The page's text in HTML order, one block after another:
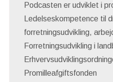
Podcasten er udviklet i
Ledelseskompetence til
forretningsudvikling,
Forretningsudvikling i
Promilleafgiftsfonden